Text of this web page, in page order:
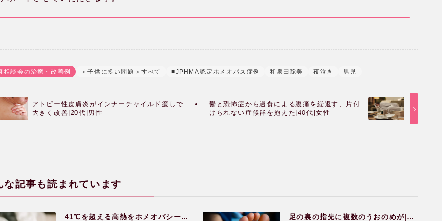
相談会の治癒・改善例 ＜子供に多い問題＞すべて ■JPHMA認定ホメオパス症例 和泉田聡美 夜泣き 男児
アトピー性皮膚炎がインナーチャイルド癒しで
大きく改善|20代|男性
鬱と恐怖症から過食による腹痛を繰返す、片付
けられない症候群を抱えた|40代|女性|
な記事も読まれています
41℃を超える高熱をホメオパシーと 足の裏の指先に複数のうおのめが|7